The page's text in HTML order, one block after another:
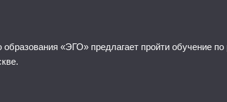
«ЭГО» предлагает пройти обучение по